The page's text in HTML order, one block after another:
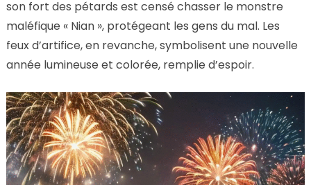
son fort des pétards est censé chasser le monstre
maléfique « Nian », protégeant les gens du mal. Les
feux d’artifice, en revanche, symbolisent une nouvelle
année lumineuse et colorée, remplie d’espoir.